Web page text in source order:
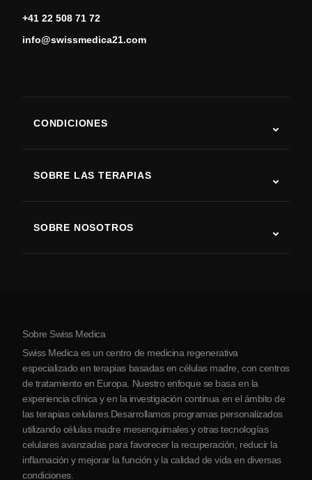
+41 22 508 71 72
info@swissmedica21.com
CONDICIONES
Enfermedad de Parkinson
Artritis
SOBRE LAS TERAPIAS
SOBRE NOSOTROS
Sobre Serbia
Colaboraciones
Sobre Swiss Medica
Swiss Medica es un centro de medicina regenerativa
especializado en terapias basadas en células madre, con centros
de tratamiento en Europa. Nuestro enfoque se basa en la
experiencia clínica y en la investigación continua en el ámbito de
las terapias celulares.Desarrollamos programas personalizados
utilizando células madre mesenquimales y otras tecnologías
celulares avanzadas para favorecer la recuperación, reducir la
inflamación y mejorar la función y la calidad de vida en diversas
condiciones.